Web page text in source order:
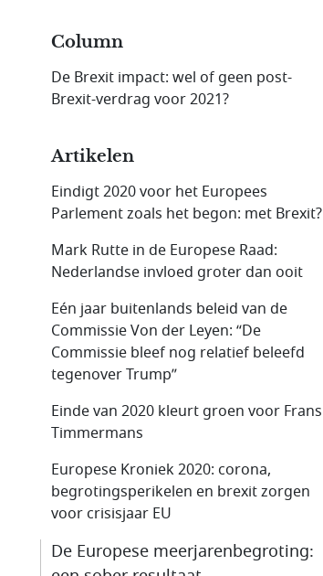
Column
De Brexit impact: wel of geen post-
Brexit-verdrag voor 2021?
Artikelen
Eindigt 2020 voor het Europees
Parlement zoals het begon: met Brexit?
Mark Rutte in de Europese Raad:
Nederlandse invloed groter dan ooit
Eén jaar buitenlands beleid van de
Commissie Von der Leyen: “De
Commissie bleef nog relatief beleefd
tegenover Trump”
Einde van 2020 kleurt groen voor Frans
Timmermans
Europese Kroniek 2020: corona,
begrotingsperikelen en brexit zorgen
voor crisisjaar EU
De Europese meerjarenbegroting: